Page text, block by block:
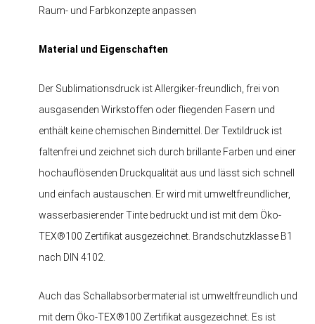
Raum- und Farbkonzepte anpassen
Material und Eigenschaften
Der Sublimationsdruck ist Allergiker-freundlich, frei von
ausgasenden Wirkstoffen oder fliegenden Fasern und
enthält keine chemischen Bindemittel. Der Textildruck ist
faltenfrei und zeichnet sich durch brillante Farben und einer
hochauflösenden Druckqualität aus und lässt sich schnell
und einfach austauschen. Er wird mit umweltfreundlicher,
wasserbasierender Tinte bedruckt und ist mit dem Öko-
TEX®100 Zertifikat ausgezeichnet. Brandschutzklasse B1
nach DIN 4102.
Auch das Schallabsorbermaterial ist umweltfreundlich und
mit dem Öko-TEX®100 Zertifikat ausgezeichnet. Es ist